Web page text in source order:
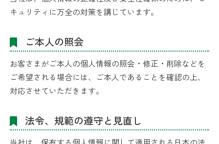
キュリティに万全の対策を講じています。
ご本人の照会
お客さまがご本人の個人情報の照会・修正・削除などを
ご希望される場合には、ご本人であることを確認の上、
対応させていただきます。
法令、規範の遵守と見直し